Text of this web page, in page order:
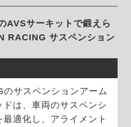
AVSサーキットで鍛えら
RACING サスペンション
サスペンションアーム
ドは、車両のサスペンシ
最適化し、アライメント